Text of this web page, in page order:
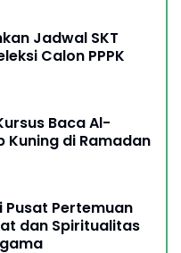
Jadwal SKT
Calon PPPK
Baca Al-
Kuning di Ramadan
Pusat Pertemuan
dan Spiritualitas